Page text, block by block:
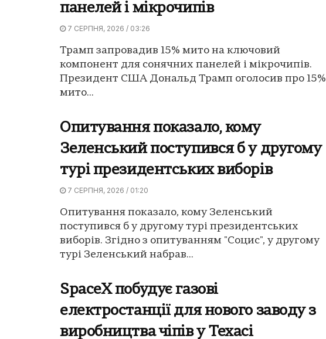
панелей і мікрочипів
7 СЕРПНЯ, 2026 / 03:26
Трамп запровадив 15% мито на ключовий
компонент для сонячних панелей і мікрочипів.
Президент США Дональд Трамп оголосив про 15%
мито...
Опитування показало, кому
Зеленський поступився б у другому
турі президентських виборів
7 СЕРПНЯ, 2026 / 01:20
Опитування показало, кому Зеленський
поступився б у другому турі президентських
виборів. Згідно з опитуванням "Социс", у другому
турі Зеленський набрав...
SpaceX побудує газові
електростанції для нового заводу з
виробництва чіпів у Техасі